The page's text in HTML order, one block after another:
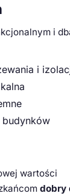
i
i
budynków
wartości
dobry